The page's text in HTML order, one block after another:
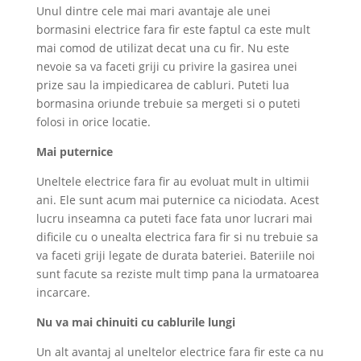
Unul dintre cele mai mari avantaje ale unei
bormasini electrice fara fir este faptul ca este mult
mai comod de utilizat decat una cu fir. Nu este
nevoie sa va faceti griji cu privire la gasirea unei
prize sau la impiedicarea de cabluri. Puteti lua
bormasina oriunde trebuie sa mergeti si o puteti
folosi in orice locatie.
Mai puternice
Uneltele electrice fara fir au evoluat mult in ultimii
ani. Ele sunt acum mai puternice ca niciodata. Acest
lucru inseamna ca puteti face fata unor lucrari mai
dificile cu o unealta electrica fara fir si nu trebuie sa
va faceti griji legate de durata bateriei. Bateriile noi
sunt facute sa reziste mult timp pana la urmatoarea
incarcare.
Nu va mai chinuiti cu cablurile lungi
Un alt avantaj al uneltelor electrice fara fir este ca nu